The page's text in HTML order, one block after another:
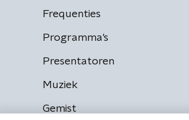
Frequenties
Programma's
Presentatoren
Muziek
Gemist